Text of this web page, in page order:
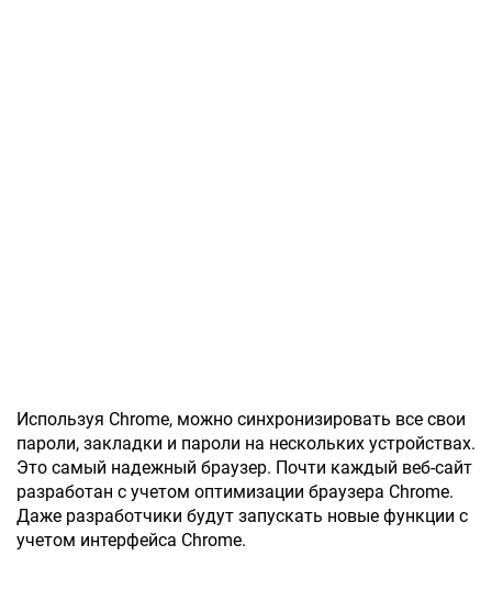
Используя Chrome, можно синхронизировать все свои
пароли, закладки и пароли на нескольких устройствах.
Это самый надежный браузер. Почти каждый веб-сайт
разработан с учетом оптимизации браузера Chrome.
Даже разработчики будут запускать новые функции с
учетом интерфейса Chrome.